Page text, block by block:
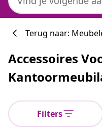
Terug naar:
Accessoires
Filters